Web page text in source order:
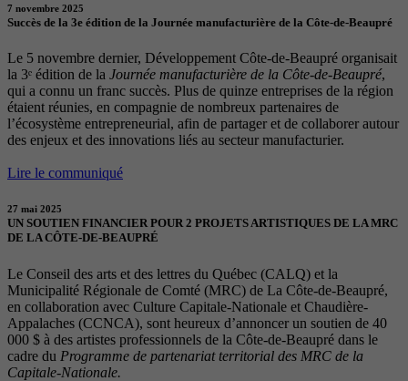
7 novembre 2025
Succès de la 3e édition de la Journée manufacturière de la Côte-de-Beaupré
Le 5 novembre dernier, Développement Côte-de-Beaupré organisait
la 3ᵉ édition de la Journée manufacturière de la Côte-de-Beaupré,
qui a connu un franc succès. Plus de quinze entreprises de la région
étaient réunies, en compagnie de nombreux partenaires de
l’écosystème entrepreneurial, afin de partager et de collaborer autour
des enjeux et des innovations liés au secteur manufacturier.
Lire le communiqué
27 mai 2025
UN SOUTIEN FINANCIER POUR 2 PROJETS ARTISTIQUES DE LA MRC
DE LA CÔTE-DE-BEAUPRÉ
Le Conseil des arts et des lettres du Québec (CALQ) et la
Municipalité Régionale de Comté (MRC) de La Côte-de-Beaupré,
en collaboration avec Culture Capitale-Nationale et Chaudière-
Appalaches (CCNCA), sont heureux d’annoncer un soutien de 40
000 $ à des artistes professionnels de la Côte-de-Beaupré dans le
cadre du Programme de partenariat territorial des MRC de la
Capitale-Nationale.